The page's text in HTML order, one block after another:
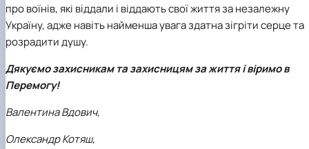
про воїнів, які віддали і віддають свої життя за незалежну
Україну, адже навіть найменша увага здатна зігріти серце та
розрадити душу.
Дякуємо захисникам та захисницям за життя і віримо в
Перемогу!
Валентина Вдович,
Олександр Котяш,